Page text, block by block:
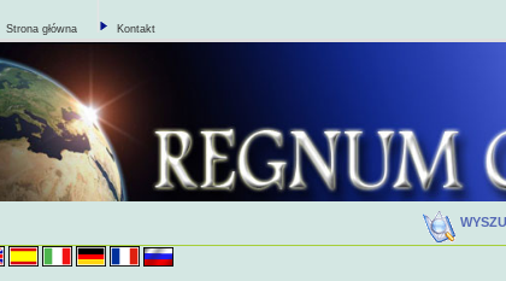
Strona główna Kontakt